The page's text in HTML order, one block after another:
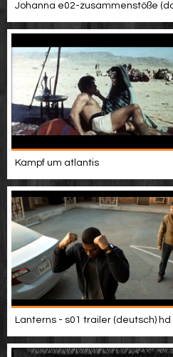
Johanna e02-zusammenstöße
Kampf um atlantis
Lanterns - s01 trailer (deutsch) hd